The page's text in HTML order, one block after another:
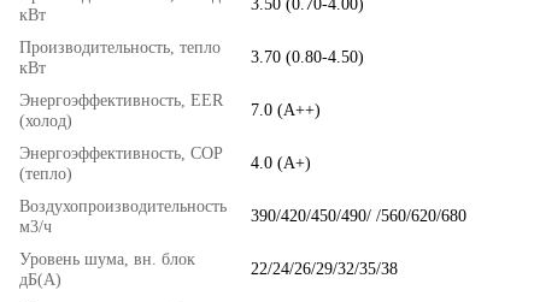
кВт
3.50 (0.70-4.00)
Производительность, тепло
кВт
3.70 (0.80-4.50)
Энергоэффективность, EER
(холод)
7.0 (A++)
Энергоэффективность, COP
(тепло)
4.0 (A+)
Воздухопроизводительность
м3/ч
390/420/450/490/ /560/620/680
Уровень шума, вн. блок
дБ(А)
22/24/26/29/32/35/38